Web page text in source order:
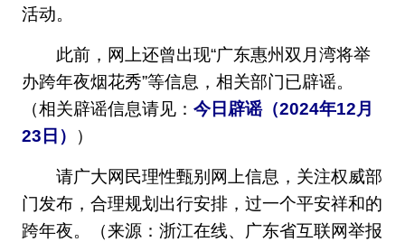
活动。
此前，网上还曾出现“广东惠州双月湾将举
办跨年夜烟花秀”等信息，相关部门已辟谣。
（相关辟谣信息请见： 今日辟谣（2024年12月
23日）
）
请广大网民理性甄别网上信息，关注权威部
门发布，合理规划出行安排，过一个平安祥和的
跨年夜。（来源：浙江在线、广东省互联网举报